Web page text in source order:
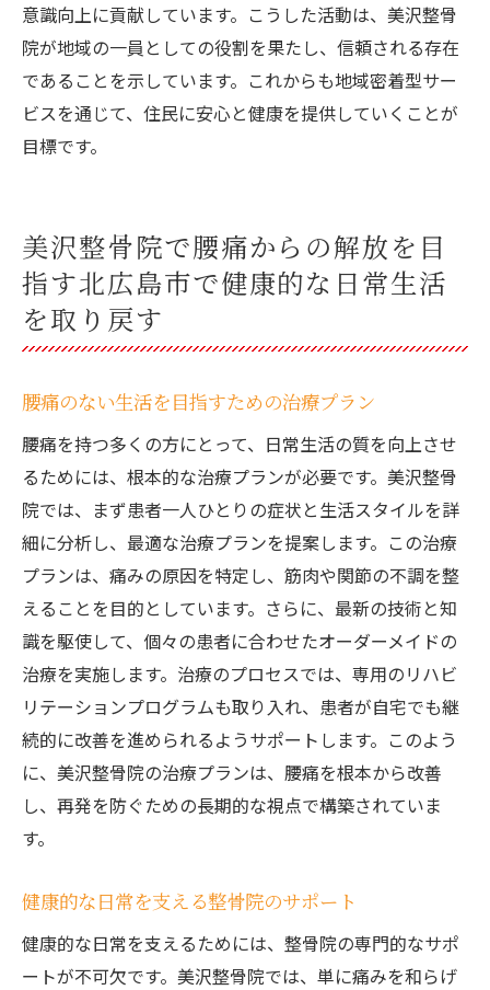
意識向上に貢献しています。こうした活動は、美沢整骨
院が地域の一員としての役割を果たし、信頼される存在
であることを示しています。これからも地域密着型サー
ビスを通じて、住民に安心と健康を提供していくことが
目標です。
美沢整骨院で腰痛からの解放を目
指す北広島市で健康的な日常生活
を取り戻す
腰痛のない生活を目指すための治療プラン
腰痛を持つ多くの方にとって、日常生活の質を向上させ
るためには、根本的な治療プランが必要です。美沢整骨
院では、まず患者一人ひとりの症状と生活スタイルを詳
細に分析し、最適な治療プランを提案します。この治療
プランは、痛みの原因を特定し、筋肉や関節の不調を整
えることを目的としています。さらに、最新の技術と知
識を駆使して、個々の患者に合わせたオーダーメイドの
治療を実施します。治療のプロセスでは、専用のリハビ
リテーションプログラムも取り入れ、患者が自宅でも継
続的に改善を進められるようサポートします。このよう
に、美沢整骨院の治療プランは、腰痛を根本から改善
し、再発を防ぐための長期的な視点で構築されていま
す。
健康的な日常を支える整骨院のサポート
健康的な日常を支えるためには、整骨院の専門的なサポ
ートが不可欠です。美沢整骨院では、単に痛みを和らげ